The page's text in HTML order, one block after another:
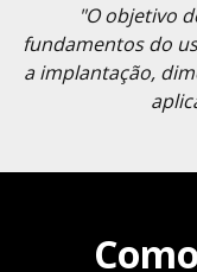
"O objetivo
fundamentos do
a implantação,